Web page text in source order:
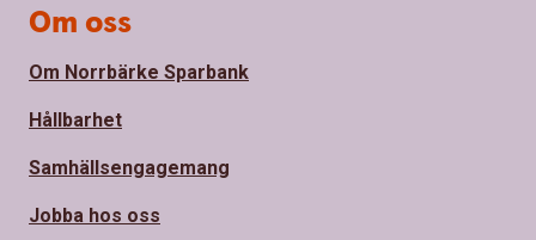
Om oss
Om Norrbärke Sparbank
Hållbarhet
Samhällsengagemang
Jobba hos oss